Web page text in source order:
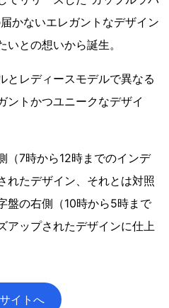
かないエレガントなデザイン
との想いから誕生。
とレディースモデルで異なる
ントかつユニークなデザイ
（7時から12時までのインデ
れたデザイン、それとは対照
盤の右側（10時から5時まで
アップされたデザインに仕上
イトへ